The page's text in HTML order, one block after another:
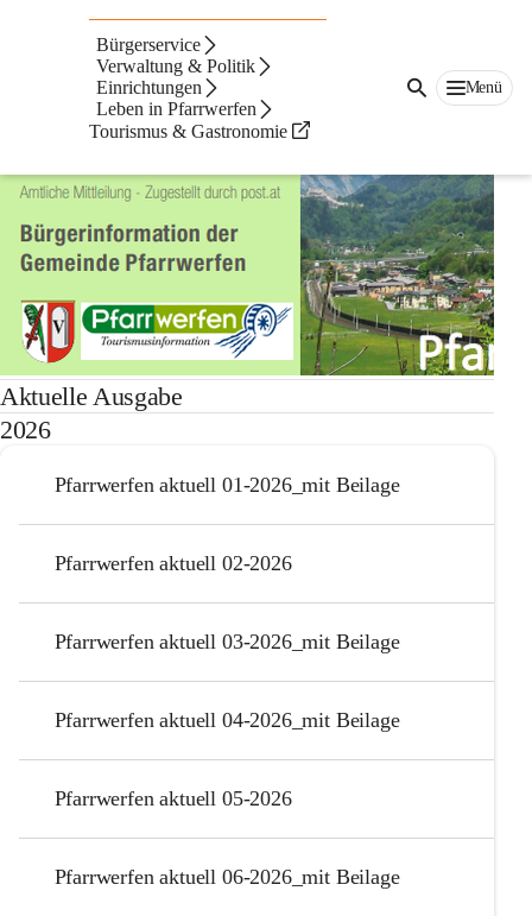
Bürgerservice
Verwaltung & Politik
Einrichtungen
Leben in Pfarrwerfen
Tourismus & Gastronomie
Menü
Pfarrwerfen aktuell -
Bürgerinformation
Aktuelle Ausgabe
2026
Pfarrwerfen aktuell 01-2026_mit Beilage
Pfarrwerfen aktuell 02-2026
Pfarrwerfen aktuell 03-2026_mit Beilage
Pfarrwerfen aktuell 04-2026_mit Beilage
Pfarrwerfen aktuell 05-2026
Pfarrwerfen aktuell 06-2026_mit Beilage